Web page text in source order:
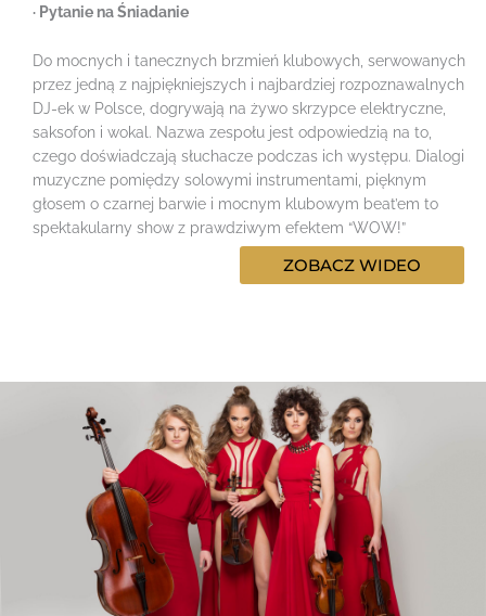
· Pytanie na Śniadanie
Do mocnych i tanecznych brzmień klubowych, serwowanych
przez jedną z najpiękniejszych i najbardziej rozpoznawalnych
DJ-ek w Polsce, dogrywają na żywo skrzypce elektryczne,
saksofon i wokal. Nazwa zespołu jest odpowiedzią na to,
czego doświadczają słuchacze podczas ich występu. Dialogi
muzyczne pomiędzy solowymi instrumentami, pięknym
głosem o czarnej barwie i mocnym klubowym beat’em to
spektakularny show z prawdziwym efektem “WOW!”
ZOBACZ WIDEO